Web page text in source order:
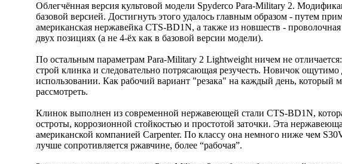
Облегчённая версия культовой модели Spyderco Para-Military 2.
базовой версией. Достигнуть этого удалось главным образом - путем
американская нержавейка CTS-BD1N, а также из новшеств -
двух позициях (а не 4-ёх как в базовой версии модели).
По остальным параметрам Para-Military 2 Lightweight ничем не
строй клинка и следовательно потрясающая резучесть. Новичок
использовании. Как рабочий вариант "резака" на каждый день, который
рассмотреть.
Клинок выполнен из современной нержавеющей стали CTS-BD1N,
остроты, коррозионной стойкостью и простотой заточки. Эта
американской компанией Carpenter. По классу она немного ниже чем
лучше сопротивляется ржавчине, более “рабочая”.